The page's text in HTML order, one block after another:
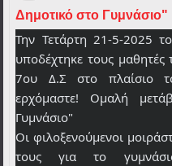
Δημοτικό στο Γυμνάσιο"
Την Τετάρτη 21-5-2025
υποδέχτηκε τους
7ου Δ.Σ στο πλαίσιο
ερχόμαστε! Ομαλή
Γυμνάσιο"
Οι φιλοξενούμενοι
τους για το